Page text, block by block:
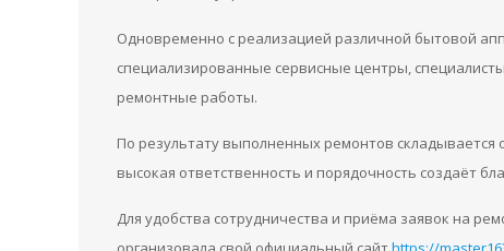
Одновременно с реализацией различной бытовой
специализированные сервисные центры,
ремонтные работы.
По результату выполненных ремонтов
высокая ответственность и порядочность создаёт
Для удобства сотрудничества и приёма заявок на